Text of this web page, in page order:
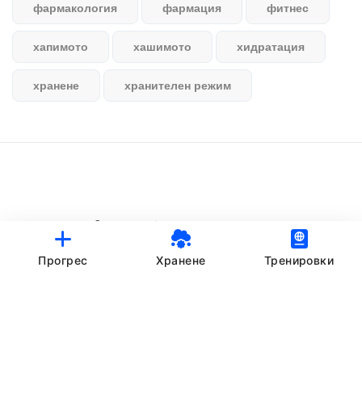
фармакология фармация фитнес
хапимото хашимото хидратация
хранене хранителен режим
© StankovFit Progress App | 2025
Crafted with love by
Прогрес Хранене Тренировки